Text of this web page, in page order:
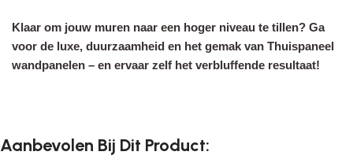
Klaar om jouw muren naar een hoger niveau te tillen? Ga
voor de luxe, duurzaamheid en het gemak van Thuispaneel
wandpanelen – en ervaar zelf het verbluffende resultaat!
Aanbevolen Bij Dit Product: